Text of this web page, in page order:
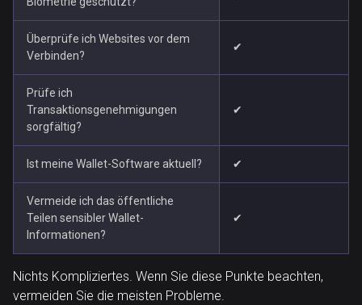
Überprüfe ich Websites vor dem
Verbinden?
✔
Prüfe ich
Transaktionsgenehmigungen
sorgfältig?
✔
Ist meine Wallet-Software aktuell? ✔
Vermeide ich das öffentliche
Teilen sensibler Wallet-
Informationen?
✔
Nichts Kompliziertes. Wenn Sie diese Punkte beachten,
vermeiden Sie die meisten Probleme.